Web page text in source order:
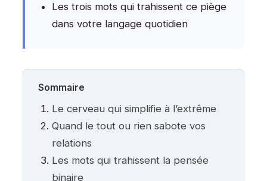
Les trois mots qui trahissent ce piège
dans votre langage quotidien
Sommaire
Le cerveau qui simplifie à l’extrême
Quand le tout ou rien sabote vos
relations
Les mots qui trahissent la pensée
binaire